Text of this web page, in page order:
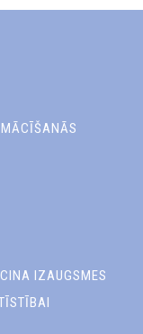
IZAUGSMES